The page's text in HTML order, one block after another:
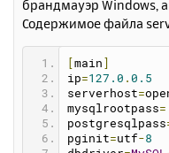
е
брандмауэр Windows,
Содержимое файла
main
ip=127.0 . 0.5
serverhost=
mysqlrootpass=
postgresqlpass
pginit=utf-8